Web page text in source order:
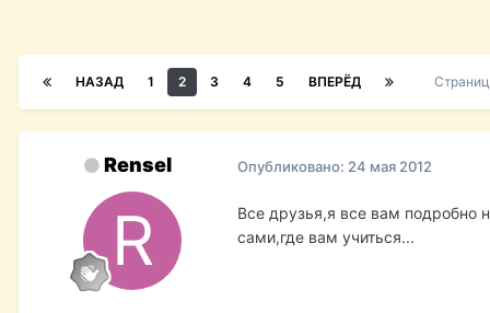
НАЗАД 1 2 3 4 5 ВПЕРЁД
Rensel Опубликовано: 24 мая 2012
Все друзья,я все вам подробно
сами,где вам учиться...